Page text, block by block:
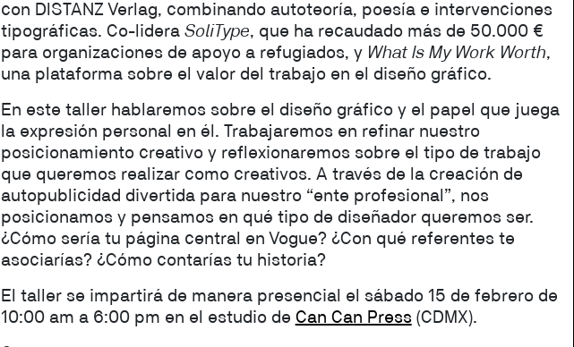
con DISTANZ Verlag, combinando autoteoría, poesía e intervenciones
tipográficas. Co-lidera SoliType, que ha recaudado más de 50.000 €
para organizaciones de apoyo a refugiados, y What Is My Work Worth,
una plataforma sobre el valor del trabajo en el diseño gráfico.
En este taller hablaremos sobre el diseño gráfico y el papel que juega
la expresión personal en él. Trabajaremos en refinar nuestro
posicionamiento creativo y reflexionaremos sobre el tipo de trabajo
que queremos realizar como creativos. A través de la creación de
autopublicidad divertida para nuestro “ente profesional”, nos
posicionamos y pensamos en qué tipo de diseñador queremos ser.
¿Cómo sería tu página central en Vogue? ¿Con qué referentes te
asociarías? ¿Cómo contarías tu historia?
El taller se impartirá de manera presencial el sábado 15 de febrero de
10:00 am a 6:00 pm en el estudio de Can Can Press(CDMX).